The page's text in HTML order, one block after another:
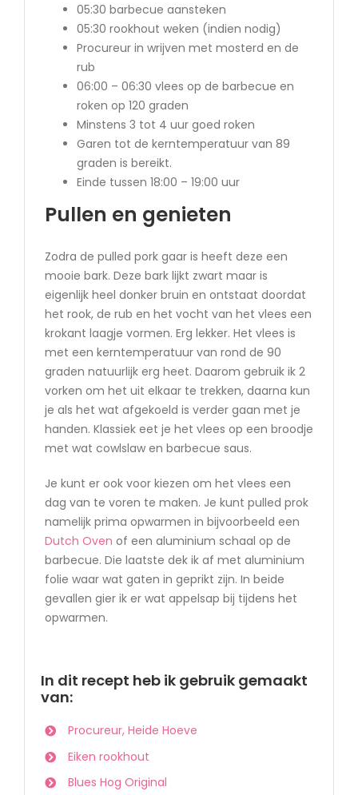
05:30 barbecue aansteken
05:30 rookhout weken (indien nodig)
Procureur in wrijven met mosterd en de
rub
06:00 – 06:30 vlees op de barbecue en
roken op 120 graden
Minstens 3 tot 4 uur goed roken
Garen tot de kerntemperatuur van 89
graden is bereikt.
Einde tussen 18:00 – 19:00 uur
Pullen en genieten
Zodra de pulled pork gaar is heeft deze een
mooie bark. Deze bark lijkt zwart maar is
eigenlijk heel donker bruin en ontstaat doordat
het rook, de rub en het vocht van het vlees een
krokant laagje vormen. Erg lekker. Het vlees is
met een kerntemperatuur van rond de 90
graden natuurlijk erg heet. Daarom gebruik ik 2
vorken om het uit elkaar te trekken, daarna kun
je als het wat afgekoeld is verder gaan met je
handen. Klassiek eet je het vlees op een broodje
met wat cowlslaw en barbecue saus.
Je kunt er ook voor kiezen om het vlees een
dag van te voren te maken. Je kunt pulled prok
namelijk prima opwarmen in bijvoorbeeld een
Dutch Oven of een aluminium schaal op de
barbecue. Die laatste dek ik af met aluminium
folie waar wat gaten in geprikt zijn. In beide
gevallen gier ik er wat appelsap bij tijdens het
opwarmen.
In dit recept heb ik gebruik gemaakt
van:
Procureur, Heide Hoeve
Eiken rookhout
Blues Hog Original